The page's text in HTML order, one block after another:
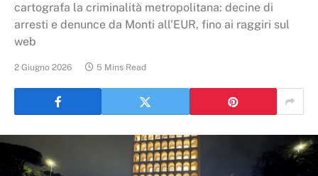
cartografa la criminalità metropolitana: decine di
arresti e denunce da Monti all'EUR, fino ai raggiri sul
web
2 Giugno 2026 5 Mins Read